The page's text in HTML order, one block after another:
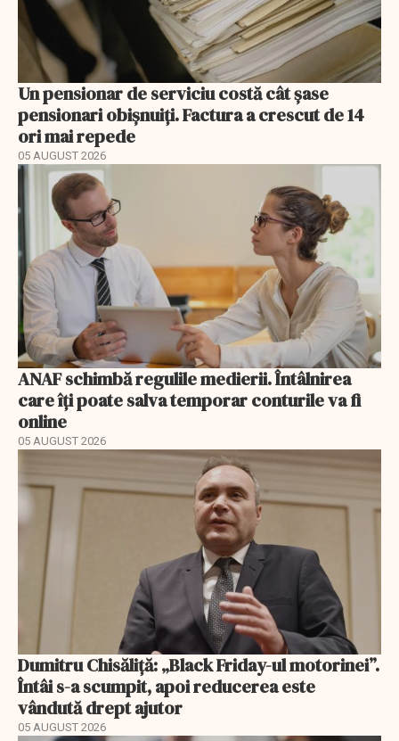
Un pensionar de serviciu costă cât șase
pensionari obișnuiți. Factura a crescut de 14
ori mai repede
05 AUGUST 2026
ANAF schimbă regulile medierii. Întâlnirea
care îți poate salva temporar conturile va fi
online
05 AUGUST 2026
Dumitru Chisăliță: „Black Friday-ul motorinei”.
Întâi s-a scumpit, apoi reducerea este
vândută drept ajutor
05 AUGUST 2026